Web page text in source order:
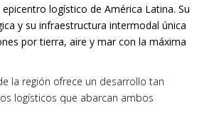
logístico de América Latina. Su
y su infraestructura intermodal única
por tierra, aire y mar con la máxima
la región ofrece un desarrollo tan
logísticos que abarcan ambos